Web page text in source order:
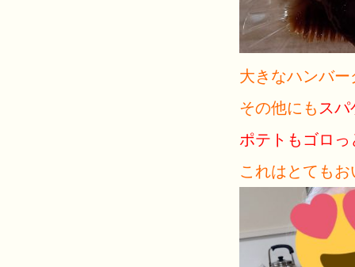
大きなハンバ
その他にも ス
ポテトもゴロ
これはとても